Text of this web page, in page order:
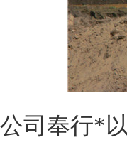
公司奉行*